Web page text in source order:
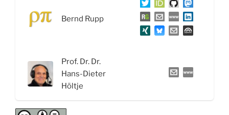
Nukleohormone
Schilddrüsenhormone“
Bernd Rupp
Prof. Dr. Dr.
Hans-Dieter
Höltje